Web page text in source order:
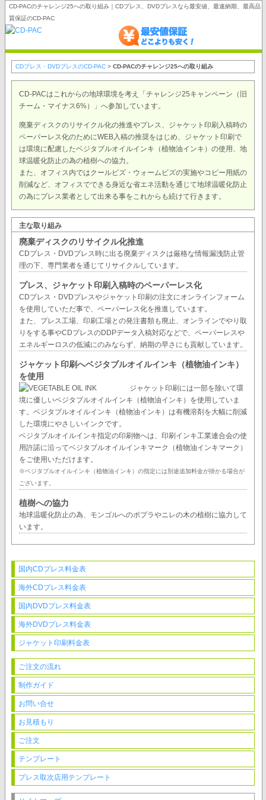
CD-PACのチャレンジ25への取り組み｜CDプレス、DVDプレスなら最安値、最速納期、最高品
質保証のCD-PAC
CDプレス・DVDプレスのCD-PAC> CD-PACのチャレンジ25への取り組み
CD-PACはこれからの地球環境を考え「チャレンジ25キャンペーン（旧
チーム・マイナス6%）」へ参加しています。
廃棄ディスクのリサイクル化の推進やプレス、ジャケット印刷入稿時の
ペーパーレス化のためにWEB入稿の推奨をはじめ、ジャケット印刷で
は環境に配慮したベジタブルオイルインキ（植物油インキ）の使用、地
球温暖化防止の為の植樹への協力。
また、オフィス内ではクールビズ・ウォームビズの実施やコピー用紙の
削減など、オフィスでできる身近な省エネ活動を通じて地球温暖化防止
の為にプレス業者として出来る事をこれからも続けて行きます。
主な取り組み
廃棄ディスクのリサイクル化推進
CDプレス・DVDプレス時に出る廃棄ディスクは厳格な情報漏洩防止管
理の下、専門業者を通じてリサイクルしています。
プレス、ジャケット印刷入稿時のペーパーレス化
CDプレス・DVDプレスやジャケット印刷の注文にオンラインフォーム
を使用していただ事で、ペーパーレス化を推進しています。
また、プレス工場、印刷工場との発注書類も廃止、オンラインでやり取
りをする事やCDプレスのDDPデータ入稿対応などで、ペーパーレスや
エネルギーロスの低減にのみならず、納期の早さにも貢献しています。
ジャケット印刷へベジタブルオイルインキ（植物油インキ）
を使用
ジャケット印刷には一部を除いて環
境に優しいベジタブルオイルインキ（植物油インキ）を使用していま
す。ベジタブルオイルインキ（植物油インキ）は有機溶剤を大幅に削減
した環境にやさしいインクです。
ベジタブルオイルインキ指定の印刷物へは、印刷インキ工業連合会の使
用許諾に沿ってベジタブルオイルインキマーク（植物油インキマーク）
をご使用いただけます。
※ベジタブルオイルインキ（植物油インキ）の指定には別途追加料金が掛かる場合が
ございます。
植樹への協力
地球温暖化防止の為、モンゴルへのポプラやニレの木の植樹に協力して
います。
国内CDプレス料金表
海外CDプレス料金表
国内DVDプレス料金表
海外DVDプレス料金表
ジャケット印刷料金表
ご注文の流れ
制作ガイド
お問い合せ
お見積もり
ご注文
テンプレート
プレス取次店用テンプレート